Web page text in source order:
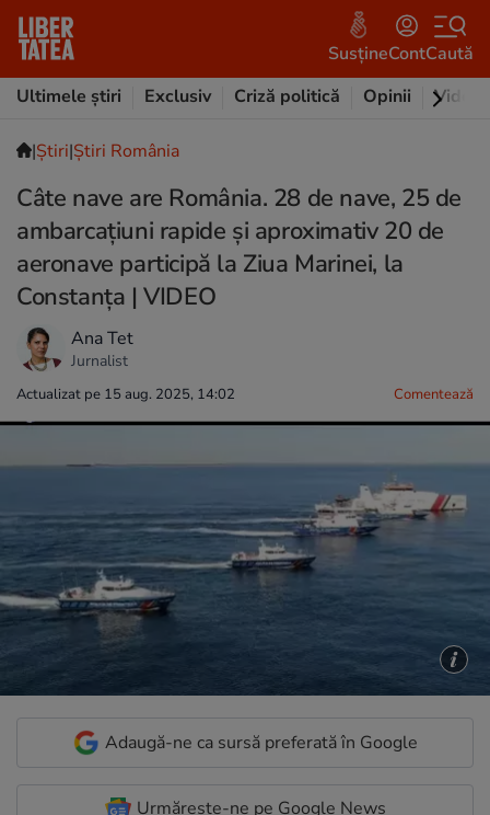
SusțineContCaută
Ultimele știri
Exclusiv Criză politică Opinii Video
|Ştiri|Știri România
Câte nave are România. 28 de nave, 25 de
ambarcațiuni rapide şi aproximativ 20 de
aeronave participă la Ziua Marinei, la
Constanța | VIDEO
Ana Tet
Jurnalist
Actualizat pe 15 aug. 2025, 14:02 Comentează
Adaugă-ne ca sursă preferată în Google
Urmărește-ne pe Google News